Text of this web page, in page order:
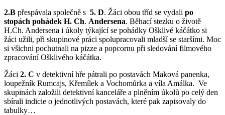
2.B přespávala společně s 5. D. Žáci obou tříd se vydali po
stopách pohádek H. Ch. Andersena. Běhací stezku o životě
H.Ch. Andersena i úkoly týkající se pohádky Ošklivé káčátko si
žáci užili, při skupinové práci spolupracovali mladší se staršími. Moc
si všichni pochutnali na pizze a popcornu při sledování filmového
zpracování Ošklivého káčátka.
Žáci 2. C v detektivní hře pátrali po postavách Maková panenka,
loupežník Rumcajs, Křemílek a Vochomůrka a víla Amálka. Ve
skupinách založili detektivní kanceláře a plněním úkolů po celý den
sbírali indicie o jednotlivých postavách, které pak zapisovaly do
tabulky…